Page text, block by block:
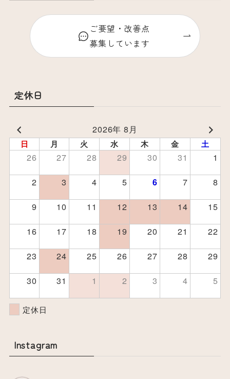
ご要望・改善点
募集しています
定休日
2026年 8月
日 月 火 水 木 金 土
26 27 28 29 30 31
1
2
3 4 5 6 7
8
9
10 11 12 13 14
15
16
17 18 19 20 21
22
23
24 25 26 27 28
29
30
31 1 2 3 4 5
定休日
Instagram